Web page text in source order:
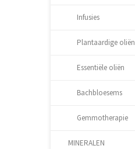
Infusies
Plantaardige oliën
Essentiële oliën
Bachbloesems
Gemmotherapie
MINERALEN